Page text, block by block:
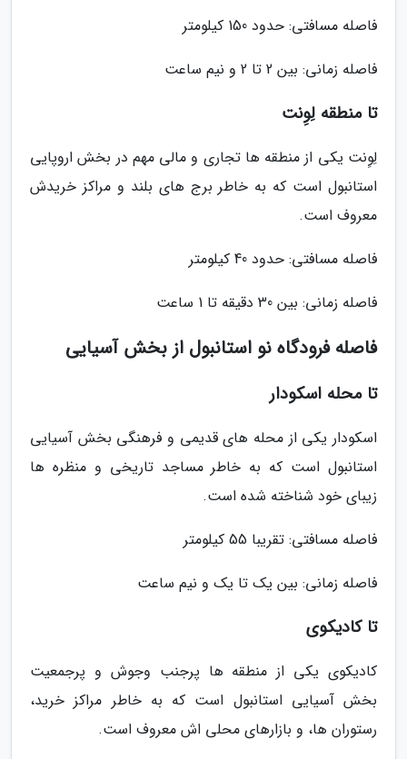
فاصله مسافتی: حدود 150 کیلومتر
فاصله زمانی: بین 2 تا 2 و نیم ساعت
تا منطقه لِوِنت
لِوِنت یکی از منطقه ها تجاری و مالی مهم در بخش اروپایی
استانبول است که به خاطر برج های بلند و مراکز خریدش
معروف است.
فاصله مسافتی: حدود 40 کیلومتر
فاصله زمانی: بین 30 دقیقه تا 1 ساعت
فاصله فرودگاه نو استانبول از بخش آسیایی
تا محله اسکودار
اسکودار یکی از محله های قدیمی و فرهنگی بخش آسیایی
استانبول است که به خاطر مساجد تاریخی و منظره ها
زیبای خود شناخته شده است.
فاصله مسافتی: تقریبا 55 کیلومتر
فاصله زمانی: بین یک تا یک و نیم ساعت
تا کادیکوی
کادیکوی یکی از منطقه ها پرجنب وجوش و پرجمعیت
بخش آسیایی استانبول است که به خاطر مراکز خرید،
رستوران ها، و بازارهای محلی اش معروف است.